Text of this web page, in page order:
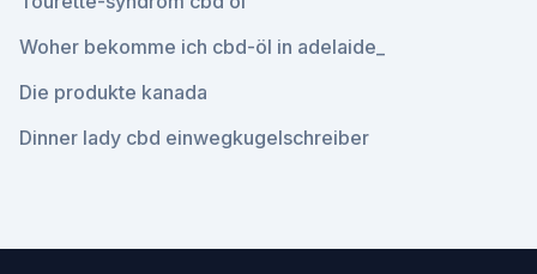
Woher bekomme ich cbd-öl in adelaide_
Die produkte kanada
Dinner lady cbd einwegkugelschreiber